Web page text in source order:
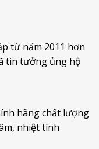
từ năm 2011 hơn
tin tưởng ủng hộ
hãng chất lượng
nhiệt tình